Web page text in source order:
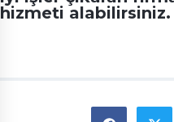
hizmeti alabilirsiniz.